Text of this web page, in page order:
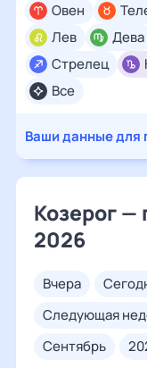
Все
Овен
Лев
Дева
Стрелец
Ваши данные для
Козерог —
2026
вчера
следующая
сентябрь